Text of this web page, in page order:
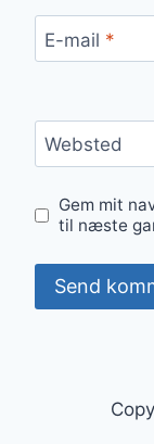
E-mail *
Websted
Gem mit
til næste